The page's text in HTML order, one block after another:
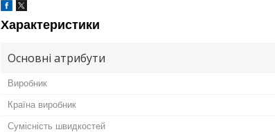
Характеристики
Основні атрибути
Виробник
Країна виробник
Сумісність швидкостей